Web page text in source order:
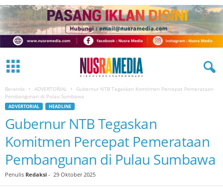
Beranda ADVERTORIAL
Gubernur NTB Tegaskan Komitmen Percepat Pemerataan
Pembangunan di Pulau Sumbawa
ADVERTORIAL HEADLINE
Gubernur NTB Tegaskan
Komitmen Percepat Pemerataan
Pembangunan di Pulau Sumbawa
Penulis Redaksi - 29 Oktober 2025